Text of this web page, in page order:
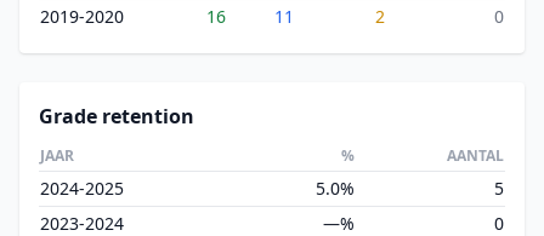
2019-2020
16 11 2 0
Grade retention
JAAR % AANTAL
2024-2025 5.0%
5
2023-2024
—%
0